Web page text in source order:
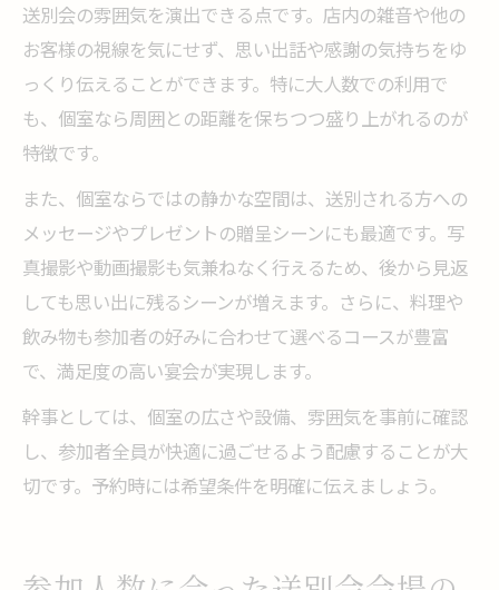
送別会の雰囲気を演出できる点です。店内の雑音や他の
お客様の視線を気にせず、思い出話や感謝の気持ちをゆ
っくり伝えることができます。特に大人数での利用で
も、個室なら周囲との距離を保ちつつ盛り上がれるのが
特徴です。
また、個室ならではの静かな空間は、送別される方への
メッセージやプレゼントの贈呈シーンにも最適です。写
真撮影や動画撮影も気兼ねなく行えるため、後から見返
しても思い出に残るシーンが増えます。さらに、料理や
飲み物も参加者の好みに合わせて選べるコースが豊富
で、満足度の高い宴会が実現します。
幹事としては、個室の広さや設備、雰囲気を事前に確認
し、参加者全員が快適に過ごせるよう配慮することが大
切です。予約時には希望条件を明確に伝えましょう。